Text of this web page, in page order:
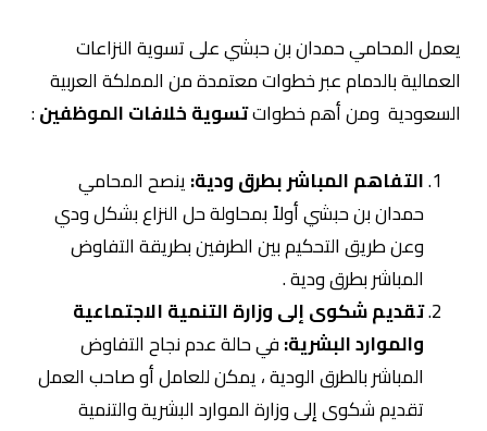
يعمل المحامي حمدان بن حبشي على تسوية النزاعات
العمالية بالدمام عبر خطوات معتمدة من المملكة العربية
السعودية ومن أهم خطواتتسوية خلافات الموظفين:
التفاهم المباشر بطرق ودية:ينصح المحامي
حمدان بن حبشي أولاً بمحاولة حل النزاع بشكل ودي
وعن طريق التحكيم بين الطرفين بطريقة التفاوض
المباشر بطرق ودية .
تقديم شكوى إلى وزارة التنمية الاجتماعية
والموارد البشرية:في حالة عدم نجاح التفاوض
المباشر بالطرق الودية ، يمكن للعامل أو صاحب العمل
تقديم شكوى إلى وزارة الموارد البشرية والتنمية